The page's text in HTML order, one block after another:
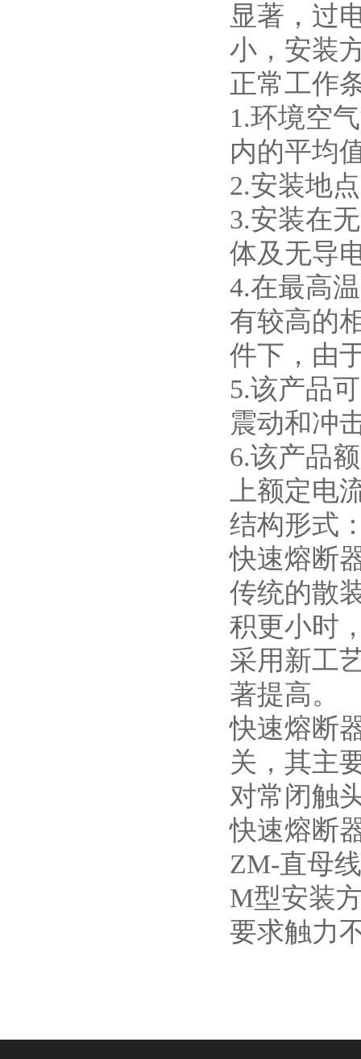
显著，过
小，安装
正常工作
1.环境空
内的平均
2.安装地
3.安装在
体及无导
4.在最高
有较高的
件下，由
5.该产品
震动和冲
6.该产品
上额定电
结构形式
快速熔断
传统的散
积更小时
采用新工
著提高。
快速熔断
关，其主
对常闭触
快速熔断
ZM-直母
M型安装
要求触力